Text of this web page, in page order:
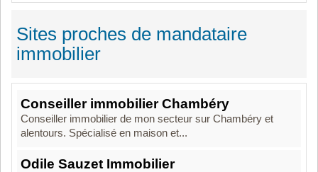
Sites proches de mandataire
immobilier
Conseiller immobilier Chambéry
Conseiller immobilier de mon secteur sur Chambéry et
alentours. Spécialisé en maison et...
Odile Sauzet Immobilier